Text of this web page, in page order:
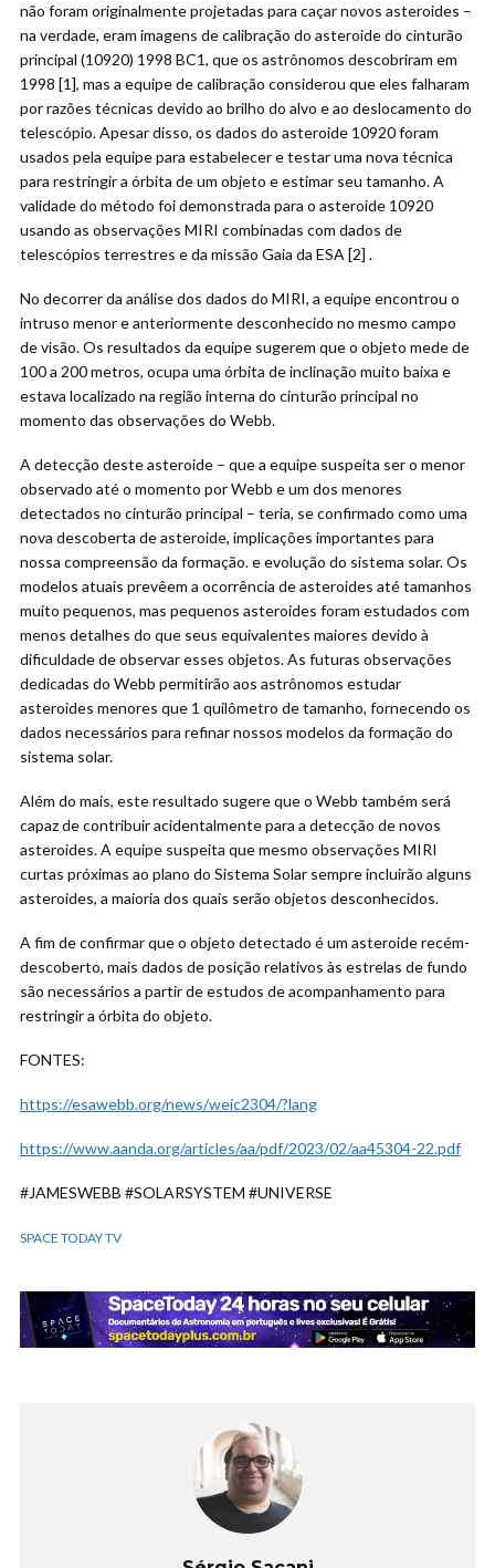
não foram originalmente projetadas para caçar novos asteroides –
na verdade, eram imagens de calibração do asteroide do cinturão
principal (10920) 1998 BC1, que os astrônomos descobriram em
1998 [1], mas a equipe de calibração considerou que eles falharam
por razões técnicas devido ao brilho do alvo e ao deslocamento do
telescópio. Apesar disso, os dados do asteroide 10920 foram
usados ​​pela equipe para estabelecer e testar uma nova técnica
para restringir a órbita de um objeto e estimar seu tamanho. A
validade do método foi demonstrada para o asteroide 10920
usando as observações MIRI combinadas com dados de
telescópios terrestres e da missão Gaia da ESA [2] .
No decorrer da análise dos dados do MIRI, a equipe encontrou o
intruso menor e anteriormente desconhecido no mesmo campo
de visão. Os resultados da equipe sugerem que o objeto mede de
100 a 200 metros, ocupa uma órbita de inclinação muito baixa e
estava localizado na região interna do cinturão principal no
momento das observações do Webb.
A detecção deste asteroide – que a equipe suspeita ser o menor
observado até o momento por Webb e um dos menores
detectados no cinturão principal – teria, se confirmado como uma
nova descoberta de asteroide, implicações importantes para
nossa compreensão da formação. e evolução do sistema solar. Os
modelos atuais prevêem a ocorrência de asteroides até tamanhos
muito pequenos, mas pequenos asteroides foram estudados com
menos detalhes do que seus equivalentes maiores devido à
dificuldade de observar esses objetos. As futuras observações
dedicadas do Webb permitirão aos astrônomos estudar
asteroides menores que 1 quilômetro de tamanho, fornecendo os
dados necessários para refinar nossos modelos da formação do
sistema solar.
Além do mais, este resultado sugere que o Webb também será
capaz de contribuir acidentalmente para a detecção de novos
asteroides. A equipe suspeita que mesmo observações MIRI
curtas próximas ao plano do Sistema Solar sempre incluirão alguns
asteroides, a maioria dos quais serão objetos desconhecidos.
A fim de confirmar que o objeto detectado é um asteroide recém-
descoberto, mais dados de posição relativos às estrelas de fundo
são necessários a partir de estudos de acompanhamento para
restringir a órbita do objeto.
FONTES:
https://esawebb.org/news/weic2304/?lang
https://www.aanda.org/articles/aa/pdf/2023/02/aa45304-22.pdf
#JAMESWEBB #SOLARSYSTEM #UNIVERSE
SPACE TODAY TV